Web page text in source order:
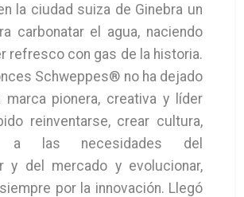
la ciudad suiza de Ginebra un
carbonatar el agua, naciendo
refresco con gas de la historia.
Schweppes® no ha dejado
pionera, creativa y líder
reinventarse, crear cultura,
a las necesidades del
y del mercado y evolucionar,
por la innovación. Llegó